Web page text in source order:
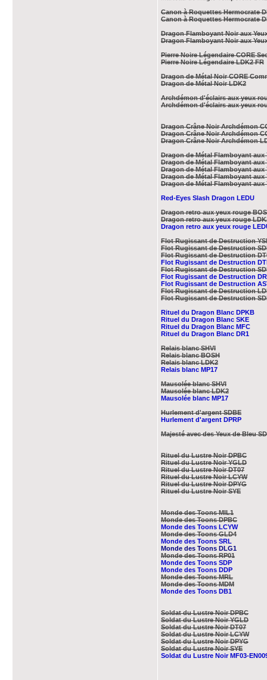
Canon à Roquettes Hermocrate
Canon à Roquettes Hermocrate
Dragon Flamboyant Noir aux
Dragon Flamboyant Noir aux
Pierre Noire Légendaire CORE
Pierre Noire Légendaire LDK2 FR
Dragon de Métal Noir CORE
Dragon de Métal Noir LDK2
Archdémon d'éclairs aux yeux
Archdémon d'éclairs aux yeux
Dragon Crâne Noir Archdémon
Dragon Crâne Noir Archdémon
Dragon Crâne Noir Archdémon
Dragon de Métal Flamboyant aux
Dragon de Métal Flamboyant aux
Dragon de Métal Flamboyant aux
Dragon de Métal Flamboyant aux
Dragon de Métal Flamboyant aux
Red-Eyes Slash Dragon LEDU
Dragon retro aux yeux rouge
Dragon retro aux yeux rouge
Dragon retro aux yeux rouge
Flot Rugissant de Destruction
Flot Rugissant de Destruction
Flot Rugissant de Destruction
Flot Rugissant de Destruction
Flot Rugissant de Destruction
Flot Rugissant de Destruction
Flot Rugissant de Destruction
Flot Rugissant de Destruction
Flot Rugissant de Destruction
Rituel du Dragon Blanc DPKB
Rituel du Dragon Blanc SKE
Rituel du Dragon Blanc MFC
Rituel du Dragon Blanc DR1
Relais blanc SHVI
Relais blanc BOSH
Relais blanc LDK2
Relais blanc MP17
Mausolée blanc SHVI
Mausolée blanc LDK2
Mausolée blanc MP17
Hurlement d'argent SDBE
Hurlement d'argent ​DPRP
Majesté avec des Yeux de Bleu​
Rituel du Lustre Noir DPBC
Rituel du Lustre Noir YGLD
Rituel du Lustre Noir DT07
Rituel du Lustre Noir LCYW
Rituel du Lustre Noir DPYG
Rituel du Lustre Noir SYE
Monde des Toons MIL1
Monde des Toons DPBC
Monde des Toons LCYW
Monde des Toons GLD4
Monde des Toons SRL
Monde des Toons DLG1
Monde des Toons RP01
Monde des Toons SDP
Monde des Toons DDP
Monde des Toons MRL
Monde des Toons MDM
Monde des Toons DB1
Soldat du Lustre Noir DPBC
Soldat du Lustre Noir YGLD
Soldat du Lustre Noir DT07
Soldat du Lustre Noir LCYW
Soldat du Lustre Noir DPYG
Soldat du Lustre Noir SYE
Soldat du Lustre Noir MF03-